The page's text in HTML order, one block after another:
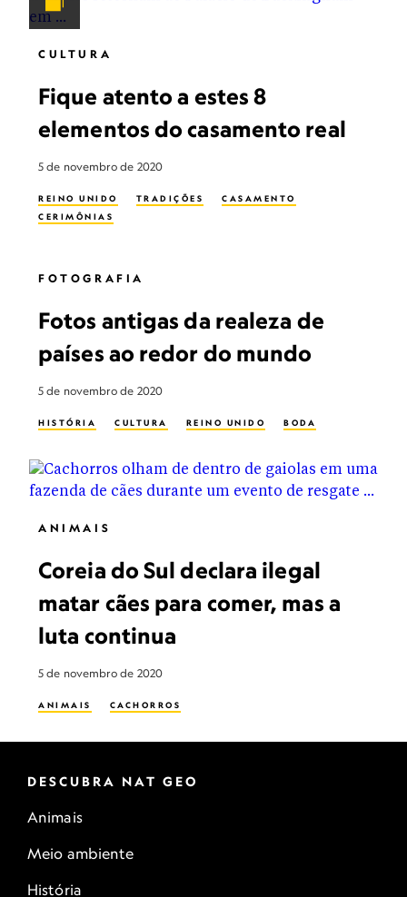
CULTURA
Fique atento a estes 8
elementos do casamento real
5 de novembro de 2020
REINO UNIDO TRADIÇÕES
CASAMENTO
CERIMÔNIAS
FOTOGRAFIA
Fotos antigas da realeza de
países ao redor do mundo
5 de novembro de 2020
HISTÓRIA CULTURA REINO UNIDO BODA
ANIMAIS
Coreia do Sul declara ilegal
matar cães para comer, mas a
luta continua
5 de novembro de 2020
ANIMAIS CACHORROS
DESCUBRA NAT GEO
Animais
Meio ambiente
História